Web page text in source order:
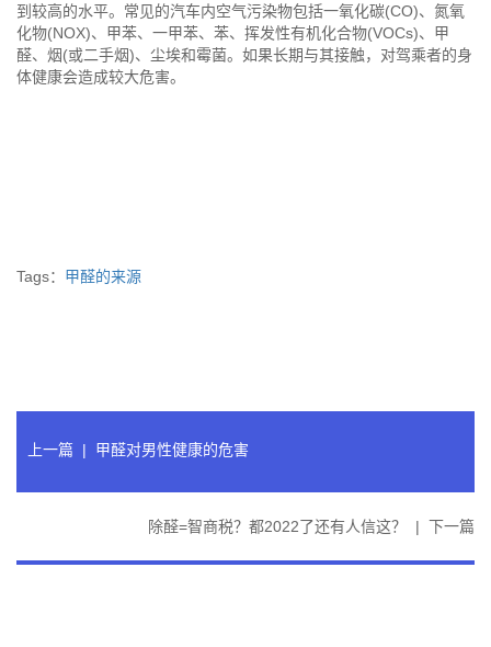
到较高的水平。常见的汽车内空气污染物包括一氧化碳(CO)、氮氧
化物(NOX)、甲苯、一甲苯、苯、挥发性有机化合物(VOCs)、甲
醛、烟(或二手烟)、尘埃和霉菌。如果长期与其接触，对驾乘者的身
体健康会造成较大危害。
Tags： 甲醛的来源
上一篇 | 甲醛对男性健康的危害
除醛=智商税？都2022了还有人信这？ | 下一篇